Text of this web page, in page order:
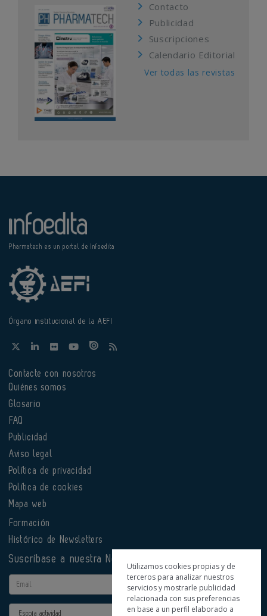
Contacto
Publicidad
Suscripciones
Calendario Editorial
Ver todas las revistas
Pharmatech es un portal de Infoedita
Órgano institucional de la AEFI
Contacte con nosotros
Quiénes somos
Glosario
FAQ
Publicidad
Aviso legal
Política de privacidad
Política de cookies
Mapa web
Formación
Histórico de Newsletters
Suscríbase a nuestra Newsletter
Email
Actividad
Utilizamos cookies propias y de
terceros para analizar nuestros
servicios y mostrarle publicidad
relacionada con sus preferencias
en base a un perfil elaborado a